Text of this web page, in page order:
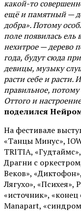
какой-то
ещё и памятный —
добра». Потому
поле появилась ель
нехитрое — дерево
года, будут сюда
девицы, музыку
расти себе и расти.
правильное,
Оттого и
поделился
На фестивале
«Танцы Минус»,
TRITIA,
Драгни с
Веков»,
Лягухо»,
«источник»,
Manapart, «синдром